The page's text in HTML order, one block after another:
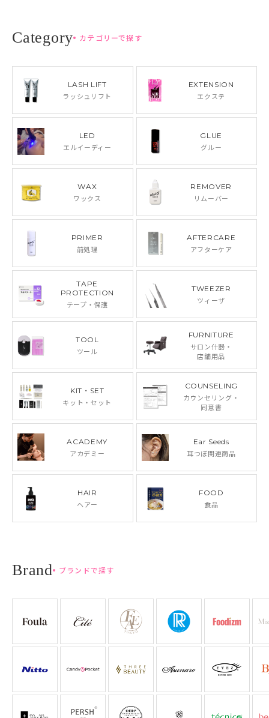
カテゴリーで探す
LASH LIFT
ラッシュリフト
EXTENSION
エクステ
LED
エルイーディー
GLUE
グルー
WAX
ワックス
REMOVER
リムーバー
PRIMER
前処理
AFTERCARE
アフターケア
TAPE
PROTECTION
テープ・保護
TWEEZER
ツィーザ
TOOL
ツール
FURNITURE
サロン什器・
店舗用品
KIT・SET
キット・セット
COUNSELING
カウンセリング・
同意書
ACADEMY
アカデミー
Ear Seeds
耳つぼ関連商品
HAIR
ヘアー
FOOD
食品
ブランドで探す